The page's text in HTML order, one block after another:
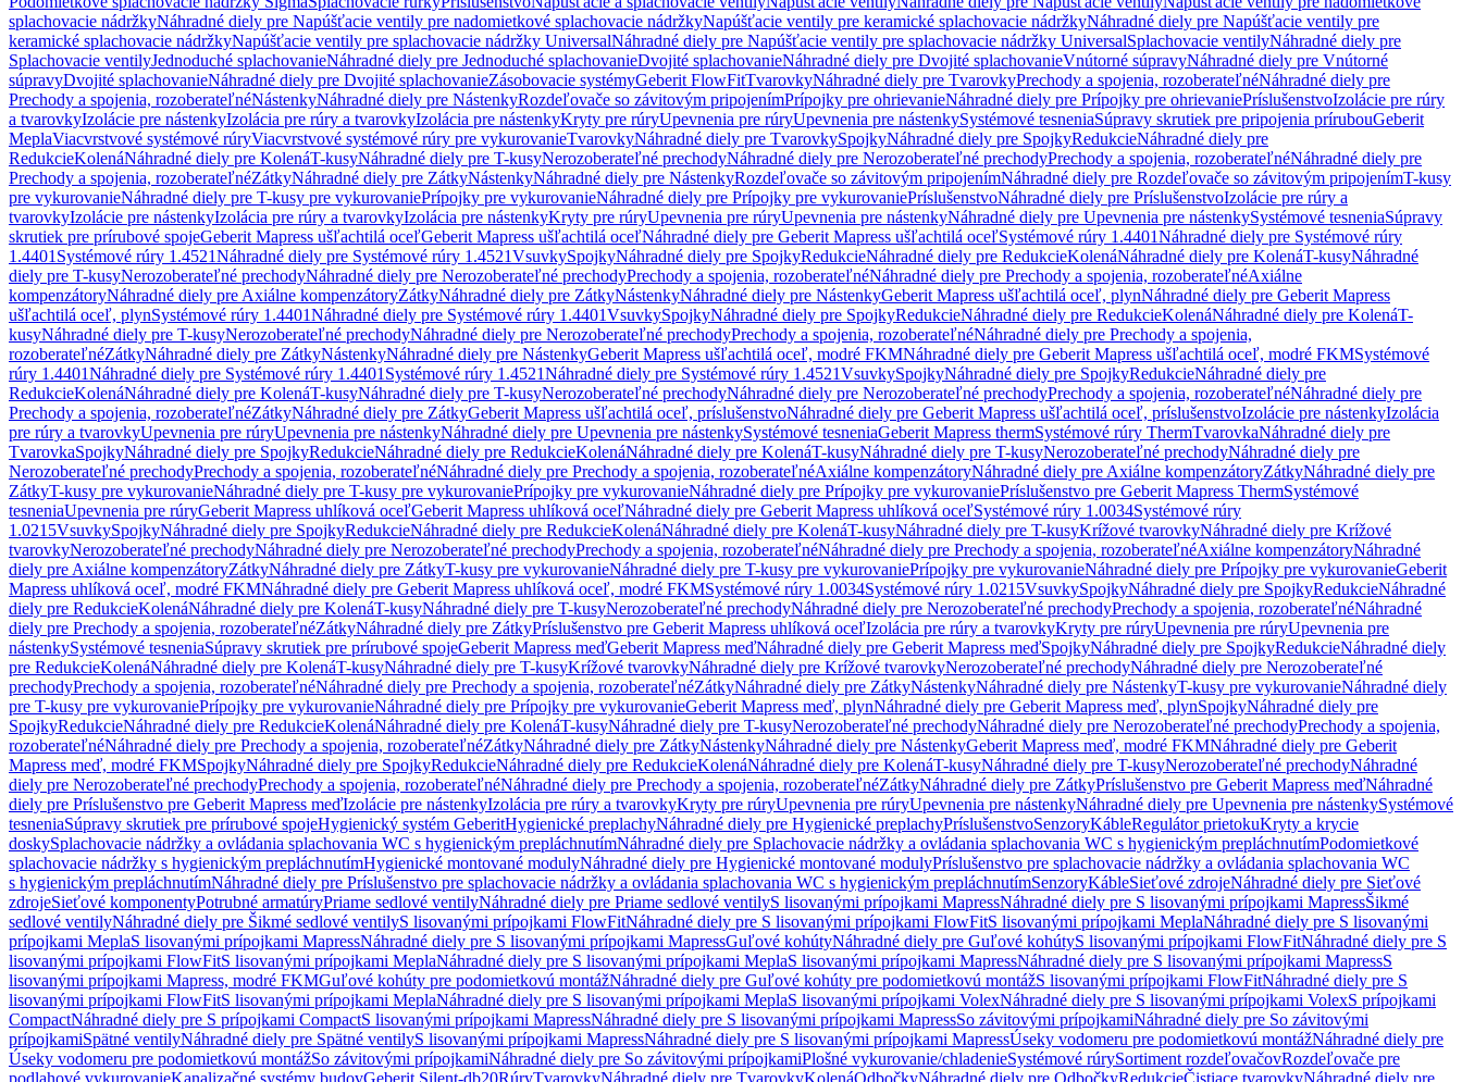
splachovacie nádržkyNáhradné diely pre Napúšťacie ventily pre nadomietkové splachovacie nádržkyNapúšťacie ventily pre keramické splachovacie nádržkyNáhradné diely pre Napúšťacie ventily pre
keramické splachovacie nádržkyNapúšťacie ventily pre splachovacie nádržky UniversalNáhradné diely pre Napúšťacie ventily pre splachovacie nádržky UniversalSplachovacie ventilyNáhradné diely pre
Splachovacie ventilyJednoduché splachovanieNáhradné diely pre Jednoduché splachovanieDvojité splachovanieNáhradné diely pre Dvojité splachovanieVnútorné súpravyNáhradné diely pre Vnútorné
súpravyDvojité splachovanieNáhradné diely pre Dvojité splachovanieZásobovacie systémyGeberit FlowFitTvarovkyNáhradné diely pre TvarovkyPrechody a spojenia, rozoberateľnéNáhradné diely pre
Prechody a spojenia, rozoberateľnéNástenkyNáhradné diely pre NástenkyRozdeľovače so závitovým pripojenímPrípojky pre ohrievanieNáhradné diely pre Prípojky pre ohrievaniePríslušenstvoIzolácie pre rúry
a tvarovkyIzolácie pre nástenkyIzolácia pre rúry a tvarovkyIzolácia pre nástenkyKryty pre rúryUpevnenia pre rúryUpevnenia pre nástenkySystémové tesneniaSúpravy skrutiek pre pripojenia prírubouGeberit
MeplaViacvrstvové systémové rúryViacvrstvové systémové rúry pre vykurovanieTvarovkyNáhradné diely pre TvarovkySpojkyNáhradné diely pre SpojkyRedukcieNáhradné diely pre
RedukcieKolenáNáhradné diely pre KolenáT-kusyNáhradné diely pre T-kusyNerozoberateľné prechodyNáhradné diely pre Nerozoberateľné prechodyPrechody a spojenia, rozoberateľnéNáhradné diely pre
Prechody a spojenia, rozoberateľnéZátkyNáhradné diely pre ZátkyNástenkyNáhradné diely pre NástenkyRozdeľovače so závitovým pripojenímNáhradné diely pre Rozdeľovače so závitovým pripojenímT-kusy
pre vykurovanieNáhradné diely pre T-kusy pre vykurovaniePrípojky pre vykurovanieNáhradné diely pre Prípojky pre vykurovaniePríslušenstvoNáhradné diely pre PríslušenstvoIzolácie pre rúry a
tvarovkyIzolácie pre nástenkyIzolácia pre rúry a tvarovkyIzolácia pre nástenkyKryty pre rúryUpevnenia pre rúryUpevnenia pre nástenkyNáhradné diely pre Upevnenia pre nástenkySystémové tesneniaSúpravy
skrutiek pre prírubové spojeGeberit Mapress ušľachtilá oceľGeberit Mapress ušľachtilá oceľNáhradné diely pre Geberit Mapress ušľachtilá oceľSystémové rúry 1.4401Náhradné diely pre Systémové rúry
1.4401 Systémové rúry 1.4521Náhradné diely pre Systémové rúry 1.4521VsuvkySpojkyNáhradné diely pre SpojkyRedukcieNáhradné diely pre RedukcieKolenáNáhradné diely pre KolenáT-kusyNáhradné
diely pre T-kusyNerozoberateľné prechodyNáhradné diely pre Nerozoberateľné prechodyPrechody a spojenia, rozoberateľnéNáhradné diely pre Prechody a spojenia, rozoberateľnéAxiálne
kompenzátoryNáhradné diely pre Axiálne kompenzátoryZátkyNáhradné diely pre ZátkyNástenkyNáhradné diely pre NástenkyGeberit Mapress ušľachtilá oceľ, plynNáhradné diely pre Geberit Mapress
ušľachtilá oceľ, plynSystémové rúry 1.4401Náhradné diely pre Systémové rúry 1.4401VsuvkySpojkyNáhradné diely pre SpojkyRedukcieNáhradné diely pre RedukcieKolenáNáhradné diely pre KolenáT-
kusyNáhradné diely pre T-kusyNerozoberateľné prechodyNáhradné diely pre Nerozoberateľné prechodyPrechody a spojenia, rozoberateľnéNáhradné diely pre Prechody a spojenia,
rozoberateľnéZátkyNáhradné diely pre ZátkyNástenkyNáhradné diely pre NástenkyGeberit Mapress ušľachtilá oceľ, modré FKMNáhradné diely pre Geberit Mapress ušľachtilá oceľ, modré FKMSystémové
rúry 1.4401Náhradné diely pre Systémové rúry 1.4401 Systémové rúry 1.4521Náhradné diely pre Systémové rúry 1.4521VsuvkySpojkyNáhradné diely pre SpojkyRedukcieNáhradné diely pre
RedukcieKolenáNáhradné diely pre KolenáT-kusyNáhradné diely pre T-kusyNerozoberateľné prechodyNáhradné diely pre Nerozoberateľné prechodyPrechody a spojenia, rozoberateľnéNáhradné diely pre
Prechody a spojenia, rozoberateľnéZátkyNáhradné diely pre ZátkyGeberit Mapress ušľachtilá oceľ, príslušenstvoNáhradné diely pre Geberit Mapress ušľachtilá oceľ, príslušenstvoIzolácie pre nástenkyIzolácia
pre rúry a tvarovkyUpevnenia pre rúryUpevnenia pre nástenkyNáhradné diely pre Upevnenia pre nástenkySystémové tesneniaGeberit Mapress thermSystémové rúry ThermTvarovkaNáhradné diely pre
TvarovkaSpojkyNáhradné diely pre SpojkyRedukcieNáhradné diely pre RedukcieKolenáNáhradné diely pre KolenáT-kusyNáhradné diely pre T-kusyNerozoberateľné prechodyNáhradné diely pre
Nerozoberateľné prechodyPrechody a spojenia, rozoberateľnéNáhradné diely pre Prechody a spojenia, rozoberateľnéAxiálne kompenzátoryNáhradné diely pre Axiálne kompenzátoryZátkyNáhradné diely pre
ZátkyT-kusy pre vykurovanieNáhradné diely pre T-kusy pre vykurovaniePrípojky pre vykurovanieNáhradné diely pre Prípojky pre vykurovaniePríslušenstvo pre Geberit Mapress ThermSystémové
tesneniaUpevnenia pre rúryGeberit Mapress uhlíková oceľGeberit Mapress uhlíková oceľNáhradné diely pre Geberit Mapress uhlíková oceľSystémové rúry 1.0034Systémové rúry
1.0215VsuvkySpojkyNáhradné diely pre SpojkyRedukcieNáhradné diely pre RedukcieKolenáNáhradné diely pre KolenáT-kusyNáhradné diely pre T-kusyKrížové tvarovkyNáhradné diely pre Krížové
tvarovkyNerozoberateľné prechodyNáhradné diely pre Nerozoberateľné prechodyPrechody a spojenia, rozoberateľnéNáhradné diely pre Prechody a spojenia, rozoberateľnéAxiálne kompenzátoryNáhradné
diely pre Axiálne kompenzátoryZátkyNáhradné diely pre ZátkyT-kusy pre vykurovanieNáhradné diely pre T-kusy pre vykurovaniePrípojky pre vykurovanieNáhradné diely pre Prípojky pre vykurovanieGeberit
Mapress uhlíková oceľ, modré FKMNáhradné diely pre Geberit Mapress uhlíková oceľ, modré FKMSystémové rúry 1.0034Systémové rúry 1.0215VsuvkySpojkyNáhradné diely pre SpojkyRedukcieNáhradné
diely pre RedukcieKolenáNáhradné diely pre KolenáT-kusyNáhradné diely pre T-kusyNerozoberateľné prechodyNáhradné diely pre Nerozoberateľné prechodyPrechody a spojenia, rozoberateľnéNáhradné
diely pre Prechody a spojenia, rozoberateľnéZátkyNáhradné diely pre ZátkyPríslušenstvo pre Geberit Mapress uhlíková oceľIzolácia pre rúry a tvarovkyKryty pre rúryUpevnenia pre rúryUpevnenia pre
nástenkySystémové tesneniaSúpravy skrutiek pre prírubové spojeGeberit Mapress meďGeberit Mapress meďNáhradné diely pre Geberit Mapress meďSpojkyNáhradné diely pre SpojkyRedukcieNáhradné diely
pre RedukcieKolenáNáhradné diely pre KolenáT-kusyNáhradné diely pre T-kusyKrížové tvarovkyNáhradné diely pre Krížové tvarovkyNerozoberateľné prechodyNáhradné diely pre Nerozoberateľné
prechodyPrechody a spojenia, rozoberateľnéNáhradné diely pre Prechody a spojenia, rozoberateľnéZátkyNáhradné diely pre ZátkyNástenkyNáhradné diely pre NástenkyT-kusy pre vykurovanieNáhradné diely
pre T-kusy pre vykurovaniePrípojky pre vykurovanieNáhradné diely pre Prípojky pre vykurovanieGeberit Mapress meď, plynNáhradné diely pre Geberit Mapress meď, plynSpojkyNáhradné diely pre
SpojkyRedukcieNáhradné diely pre RedukcieKolenáNáhradné diely pre KolenáT-kusyNáhradné diely pre T-kusyNerozoberateľné prechodyNáhradné diely pre Nerozoberateľné prechodyPrechody a spojenia,
rozoberateľnéNáhradné diely pre Prechody a spojenia, rozoberateľnéZátkyNáhradné diely pre ZátkyNástenkyNáhradné diely pre NástenkyGeberit Mapress meď, modré FKMNáhradné diely pre Geberit
Mapress meď, modré FKMSpojkyNáhradné diely pre SpojkyRedukcieNáhradné diely pre RedukcieKolenáNáhradné diely pre KolenáT-kusyNáhradné diely pre T-kusyNerozoberateľné prechodyNáhradné
diely pre Nerozoberateľné prechodyPrechody a spojenia, rozoberateľnéNáhradné diely pre Prechody a spojenia, rozoberateľnéZátkyNáhradné diely pre ZátkyPríslušenstvo pre Geberit Mapress meďNáhradné
diely pre Príslušenstvo pre Geberit Mapress meďIzolácie pre nástenkyIzolácia pre rúry a tvarovkyKryty pre rúryUpevnenia pre rúryUpevnenia pre nástenkyNáhradné diely pre Upevnenia pre nástenkySystémové
tesneniaSúpravy skrutiek pre prírubové spojeHygienický systém GeberitHygienické preplachyNáhradné diely pre Hygienické preplachyPríslušenstvoSenzoryKábleRegulátor prietokuKryty a krycie
doskySplachovacie nádržky a ovládania splachovania WC s hygienickým prepláchnutímNáhradné diely pre Splachovacie nádržky a ovládania splachovania WC s hygienickým prepláchnutímPodomietkové
splachovacie nádržky s hygienickým prepláchnutímHygienické montované modulyNáhradné diely pre Hygienické montované modulyPríslušenstvo pre splachovacie nádržky a ovládania splachovania WC
s hygienickým prepláchnutímNáhradné diely pre Príslušenstvo pre splachovacie nádržky a ovládania splachovania WC s hygienickým prepláchnutímSenzoryKábleSieťové zdrojeNáhradné diely pre Sieťové
zdrojeSieťové komponentyPotrubné armatúryPriame sedlové ventilyNáhradné diely pre Priame sedlové ventilyS lisovanými prípojkami MapressNáhradné diely pre S lisovanými prípojkami MapressŠikmé
sedlové ventilyNáhradné diely pre Šikmé sedlové ventilyS lisovanými prípojkami FlowFitNáhradné diely pre S lisovanými prípojkami FlowFitS lisovanými prípojkami MeplaNáhradné diely pre S lisovanými
prípojkami MeplaS lisovanými prípojkami MapressNáhradné diely pre S lisovanými prípojkami MapressGuľové kohútyNáhradné diely pre Guľové kohútyS lisovanými prípojkami FlowFitNáhradné diely pre S
lisovanými prípojkami FlowFitS lisovanými prípojkami MeplaNáhradné diely pre S lisovanými prípojkami MeplaS lisovanými prípojkami MapressNáhradné diely pre S lisovanými prípojkami MapressS
lisovanými prípojkami Mapress, modré FKMGuľové kohúty pre podomietkovú montážNáhradné diely pre Guľové kohúty pre podomietkovú montážS lisovanými prípojkami FlowFitNáhradné diely pre S
lisovanými prípojkami FlowFitS lisovanými prípojkami MeplaNáhradné diely pre S lisovanými prípojkami MeplaS lisovanými prípojkami VolexNáhradné diely pre S lisovanými prípojkami VolexS prípojkami
CompactNáhradné diely pre S prípojkami CompactS lisovanými prípojkami MapressNáhradné diely pre S lisovanými prípojkami MapressSo závitovými prípojkamiNáhradné diely pre So závitovými
prípojkamiSpätné ventilyNáhradné diely pre Spätné ventilyS lisovanými prípojkami MapressNáhradné diely pre S lisovanými prípojkami MapressÚseky vodomeru pre podomietkovú montážNáhradné diely pre
Úseky vodomeru pre podomietkovú montážSo závitovými prípojkamiNáhradné diely pre So závitovými prípojkamiPlošné vykurovanie/chladenieSystémové rúrySortiment rozdeľovačovRozdeľovače pre
podlahové vykurovanieKanalizačné systémy budovGeberit Silent-db20RúryTvarovkyNáhradné diely pre TvarovkyKolenáOdbočkyNáhradné diely pre OdbočkyRedukcieČistiace tvarovkyNáhradné diely pre